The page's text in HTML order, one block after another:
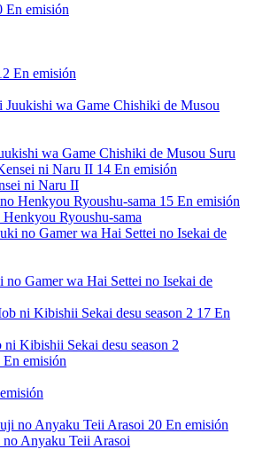
En emisión
En emisión
wa Game Chishiki de Musou Suru
14 En emisión
ni Naru II
15 En emisión
Ryoushu-sama
Gamer wa Hai Settei no Isekai de
17 En
Kibishii Sekai desu season 2
En emisión
20 En emisión
Anyaku Teii Arasoi